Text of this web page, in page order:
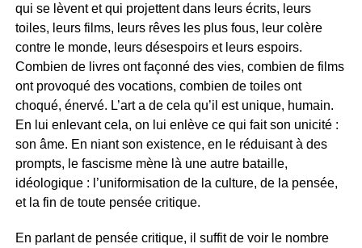
qui se lèvent et qui projettent dans leurs écrits, leurs
toiles, leurs films, leurs rêves les plus fous, leur colère
contre le monde, leurs désespoirs et leurs espoirs.
Combien de livres ont façonné des vies, combien de films
ont provoqué des vocations, combien de toiles ont
choqué, énervé. L’art a de cela qu’il est unique, humain.
En lui enlevant cela, on lui enlève ce qui fait son unicité :
son âme. En niant son existence, en le réduisant à des
prompts, le fascisme mène là une autre bataille,
idéologique : l’uniformisation de la culture, de la pensée,
et la fin de toute pensée critique.
En parlant de pensée critique, il suffit de voir le nombre